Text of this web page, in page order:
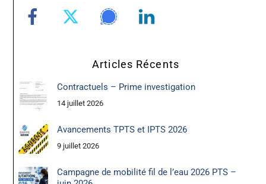
Articles Récents
Contractuels – Prime investigation
14 juillet 2026
Avancements TPTS et IPTS 2026
9 juillet 2026
Campagne de mobilité fil de l’eau 2026 PTS –